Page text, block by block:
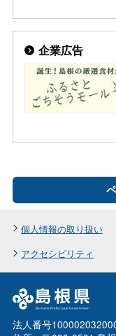
企業広告
個人情報の取り扱い
アクセシビリティ
法人番号